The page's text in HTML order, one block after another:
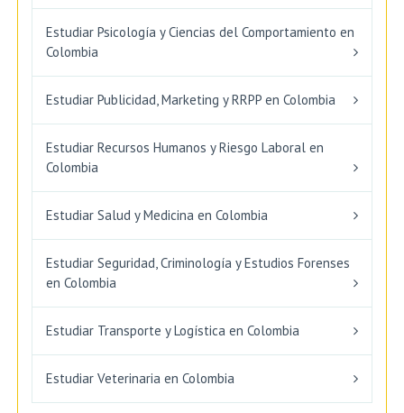
Estudiar Psicología y Ciencias del Comportamiento en
Colombia
Estudiar Publicidad, Marketing y RRPP en Colombia
Estudiar Recursos Humanos y Riesgo Laboral en
Colombia
Estudiar Salud y Medicina en Colombia
Estudiar Seguridad, Criminología y Estudios Forenses
en Colombia
Estudiar Transporte y Logística en Colombia
Estudiar Veterinaria en Colombia